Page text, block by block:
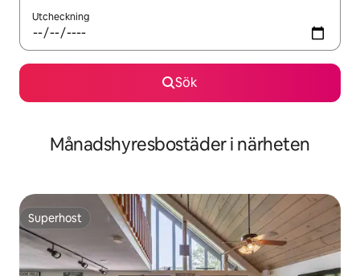
Utcheckning
Sök
Månadshyresbostäder i närheten
Superhost
Superhost